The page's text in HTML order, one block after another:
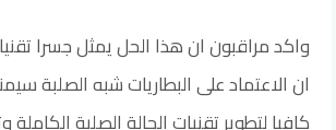
واكد مراقبون ان هذا الحل يمثل جسرا
ان الاعتماد على البطاريات شبه الصلبة
كافيا لتطوير تقنيات الحالة الصلبة الكاملة